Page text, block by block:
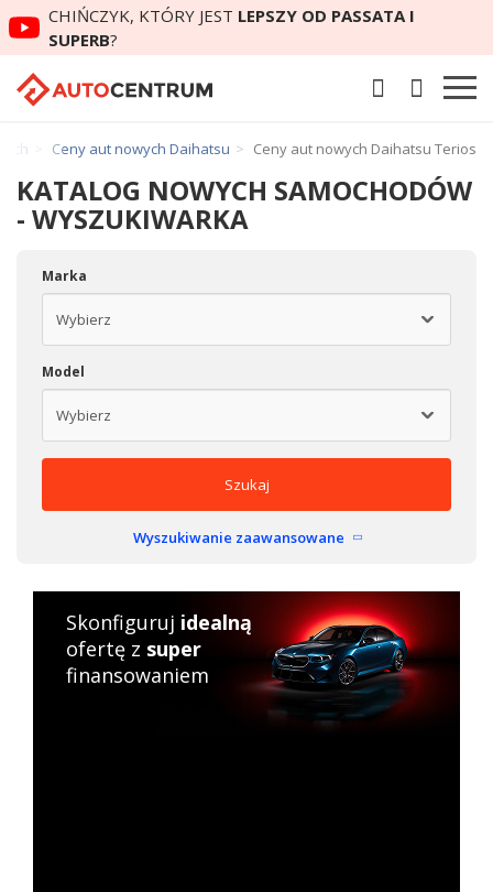
CHIŃCZYK, KTÓRY JEST LEPSZY OD PASSATA I
SUPERB?
Ceny aut nowych Daihatsu Ceny aut nowych Daihatsu Terios
KATALOG NOWYCH SAMOCHODÓW
- WYSZUKIWARKA
Marka
Model
Szukaj
Wyszukiwanie zaawansowane
Skonfiguruj idealną
ofertę z super
finansowaniem